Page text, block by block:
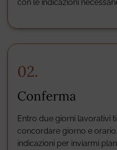
con le indicazioni
02.
Conferma
Entro due giorni lavorativi
concordare giorno e
indicazioni per inviarmi